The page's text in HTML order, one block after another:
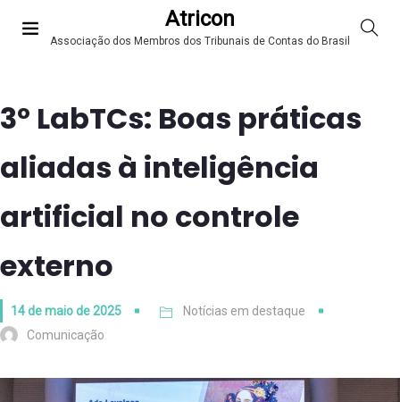
Atricon
Associação dos Membros dos Tribunais de Contas do Brasil
3º LabTCs: Boas práticas
aliadas à inteligência
artificial no controle
externo
14 de maio de 2025
Notícias em destaque
Comunicação